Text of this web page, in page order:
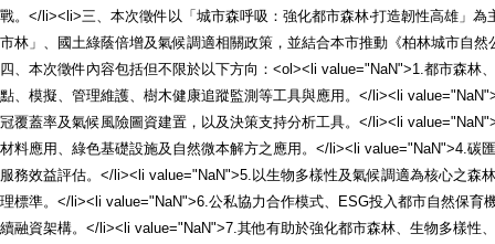
戰。</li><li>三、本次徵件以「城市森呼吸：強化都市森林‧打造韌性高雄」為
市林」、國土綠蔭倍增及氣候調適相關政策，並結合本市推動《柏林城市自
四、本次徵件內容包括但不限於以下方向：<ol><li value="NaN">1.都市森林
點、模擬、管理維護、樹木健康追蹤監測等工具與應用。</li><li
冠覆蓋率及氣候風險圖資建置，以及決策支持分析工具。</li><li
材料應用、綠色基礎設施及自然微本解方之應用。</li><li value="NaN">4.碳
服務效益評估。</li><li value="NaN">5.以生物多樣性及氣候調適為核心之森
理標準。</li><li value="NaN">6.公私協力合作模式、ESG投入都市自然保育
續融資架構。</li><li value="NaN">7.其他有助於強化都市森林、生物多樣性